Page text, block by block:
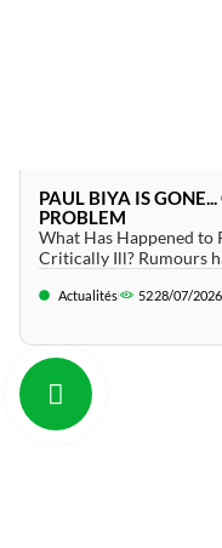
PAUL BIYA IS
PROBLEM
What Has Happened to
Critically Ill? Rumours
Actualités 5228/07/2026